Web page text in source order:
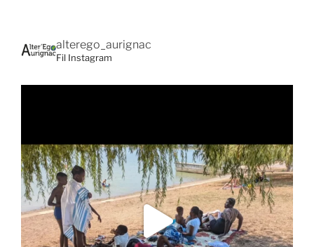
alterego_aurignac
Fil Instagram